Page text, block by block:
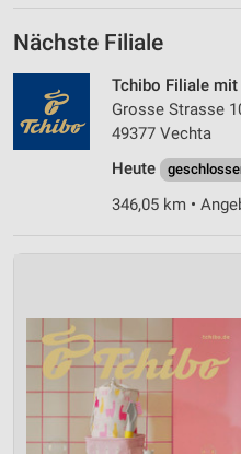
Nächste Filiale
Tchibo Filiale
Grosse Strasse
49377 Vechta
Heute
346,05 km •